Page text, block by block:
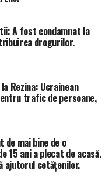
A fost condamnat la
drogurilor.
Rezina: Ucrainean
trafic de persoane,
de mai bine de o
15 ani a plecat de acasă.
ajutorul cetățenilor.